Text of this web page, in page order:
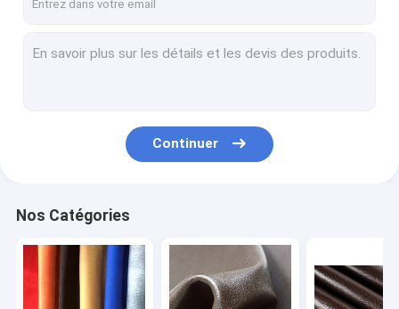
Produits
Visite d'usine
Contact
nouvelles
Tous les cas
Continuer
Nos Catégories